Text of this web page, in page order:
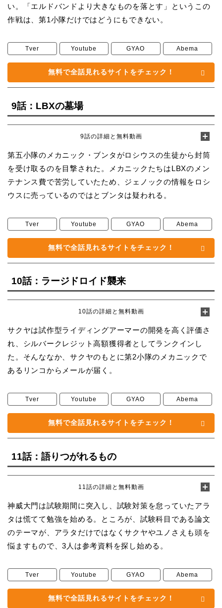
い。「エルドバンドより大きなものを落とす」というこの
作戦は、第1小隊だけではどうにもできない。
Tver Youtube GYAO Abema
無料で全話見れるサイトをチェック！
9話：LBXの墓場
9話の詳細と無料動画
第五小隊のメカニック・ブンタがロシウスの生徒から封筒
を受け取るのを目撃された。メカニックたちはLBXのメン
テナンス費で苦労していたため、ジェノックの情報をロシ
ウスに売っているのではとブンタは疑われる。
Tver Youtube GYAO Abema
無料で全話見れるサイトをチェック！
10話：ラージドロイド襲来
10話の詳細と無料動画
サクヤは試作型ライディングアーマーの開発を高く評価さ
れ、シルバークレジット高額獲得者としてランクインし
た。そんななか、サクヤのもとに第2小隊のメカニックで
あるリンコからメールが届く。
Tver Youtube GYAO Abema
無料で全話見れるサイトをチェック！
11話：語りつがれるもの
11話の詳細と無料動画
神威大門は試験期間に突入し、試験対策を怠っていたアラ
タは慌てて勉強を始める。ところが、試験科目である論文
のテーマが、アラタだけではなくサクヤやユノさえも頭を
悩ますもので、3人は参考資料を探し始める。
Tver Youtube GYAO Abema
無料で全話見れるサイトをチェック！